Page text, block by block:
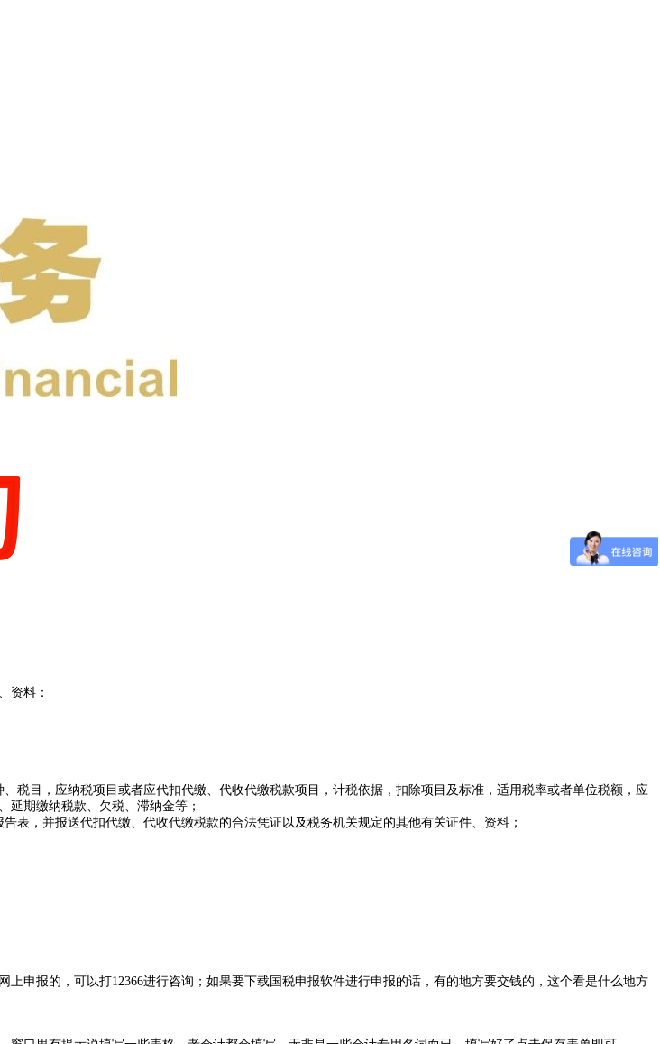
资料：
目，应纳税项目或者应代扣代缴、代收代缴税款项目，计税依据，扣除项目及标准，适用税率或者单位税额，应
延期缴纳税款、欠税、滞纳金等；
，并报送代扣代缴、代收代缴税款的合法凭证以及税务机关规定的其他有关证件、资料；
申报的，可以打12366进行咨询；如果要下载国税申报软件进行申报的话，有的地方要交钱的，这个看是什么地方